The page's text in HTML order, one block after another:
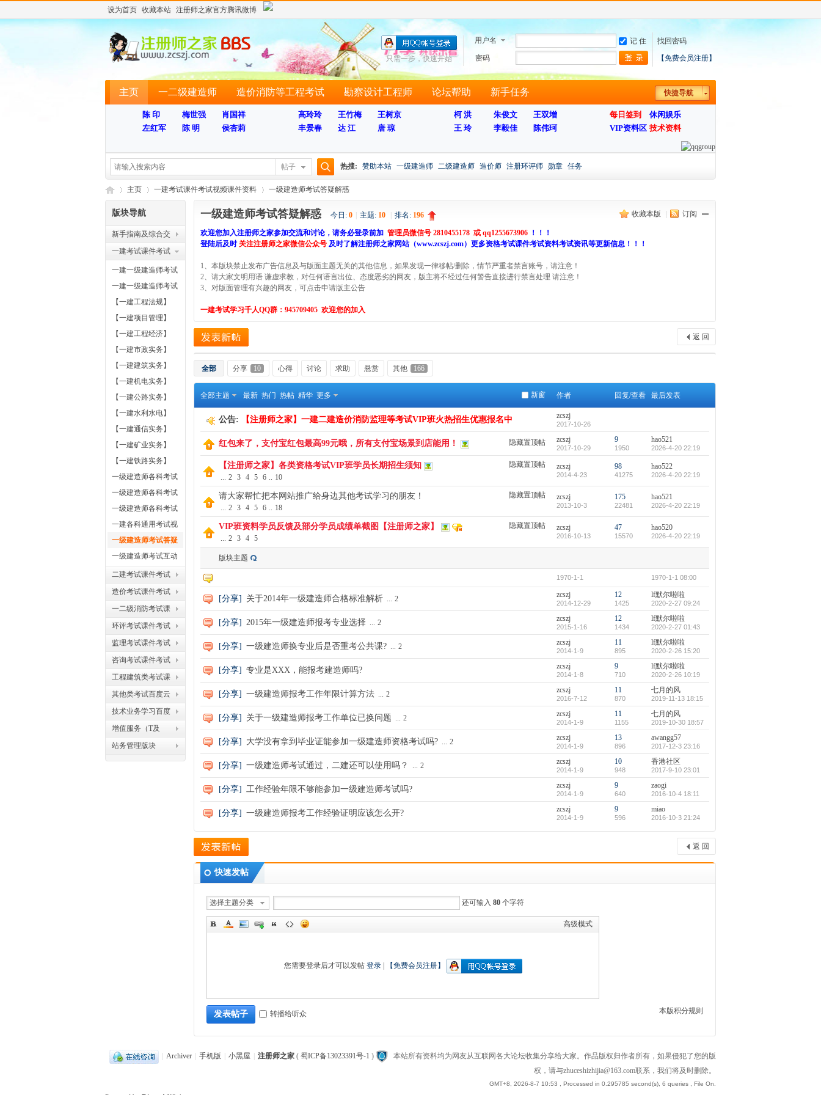
设为首页 收藏本站 注册师之家官方腾讯微博
用户名 记 住
找回密码
密码
【免费会员注册】
只需一步，快速开始
快捷导航
主页 一二级建造师 造价消防等工程考试 勘察设计工程师 论坛帮助 新手任务
陈 印 梅世强
肖国祥
左红军
陈 明 侯杏莉
高玲玲 王竹梅
王树京
丰景春
达 江 唐 琼
柯 洪 朱俊文
王双增
王 玲
李毅佳 陈伟珂
每日签到
休闲娱乐
VIP资料区 技术资料
帖子
搜
索
热搜: 赞助本站 一级建造师 二级建造师 造价师 注册环评师 勋章 任务
注
之
家
»
主页
›
一建考试课件考试视频课件资料
›
一级建造师考试答疑解惑
版块导航
新手指南及综合交
流版块
一建考试课件考试
视频课件资料
一建一级建造师考试
资讯
一建一级建造师考试
辅导
【一建工程法规】
【一建项目管理】
【一建工程经济】
【一建市政实务】
【一建建筑实务】
【一建机电实务】
【一建公路实务】
【一建水利水电】
【一建通信实务】
【一建矿业实务】
【一建铁路实务】
一级建造师各科考试
教材
一级建造师各科考试
真题
一级建造师各科考试
习题
一建各科通用考试视
频课件
一级建造师考试答疑
解惑
一级建造师考试互动
交流
二建考试课件考试
视频课件资料
造价考试课件考试
视频课件资料
一二级消防考试课
件考试视频课件资
料
环评考试课件考试
视频课件资料
监理考试课件考试
视频课件资料
咨询考试课件考试
视频课件资料
工程建筑类考试课
件考试视频课件资
料
其他类考试百度云
网盘资源共享
技术业务学习百度
云网盘资源共享
增值服务（T及
VIP）版块
站务管理版块
收藏本版 订阅
一级建造师考试答疑解惑 今日: 0 主题: 10 排名: 196
欢迎您加入注册师之家参加交流和讨论，请务必登录前加 管理员微信号 2810455178 或 qq1255673906 ！！！
登陆后及时 关注注册师之家微信公众号 及时了解注册师之家网站（www.zcszj.com）更多资格考试课件考试资料考试资讯等更新信息！！！
1、本版块禁止发布广告信息及与版面主题无关的其他信息，如果发现一律移帖/删除，情节严重者禁言账号，请注意！
2、请大家文明用语 谦虚求教，对任何语言出位、态度恶劣的网友，版主将不经过任何警告直接进行禁言处理 请注意！
3、对版面管理有兴趣的网友，可点击申请版主公告
一建考试学习千人QQ群：945709405 欢迎您的加入
返 回
全部 分享 10 心得 讨论 求助 悬赏 其他 166
新窗
全部主题 最新 热门 热帖 精华 更多 作者 回复/查看 最后发表
公告: 【注册师之家】一建二建造价消防监理等考试VIP班火热招生优惠报名中 zcszj
2017-10-26
隐藏置顶帖
红包来了，支付宝红包最高99元哦，所有支付宝场景到店能用！ zcszj
2017-10-29
9
1950
hao521
2026-4-20 22:19
隐藏置顶帖
【注册师之家】各类资格考试VIP班学员长期招生须知
... 2 3 4 5 6 .. 10
zcszj
2014-4-23
98
41275
hao522
2026-4-20 22:19
隐藏置顶帖
请大家帮忙把本网站推广给身边其他考试学习的朋友！
... 2 3 4 5 6 .. 18
zcszj
2013-10-3
175
22481
hao521
2026-4-20 22:19
隐藏置顶帖
VIP班资料学员反馈及部分学员成绩单截图【注册师之家】
... 2 3 4 5
zcszj
2016-10-13
47
15570
hao520
2026-4-20 22:19
版块主题
1970-1-1 1970-1-1 08:00
[分享] 关于2014年一级建造师合格标准解析 ... 2 zcszj
2014-12-29
12
1425
lf默尔啦啦
2020-2-27 09:24
[分享] 2015年一级建造师报考专业选择 ... 2 zcszj
2015-1-16
12
1434
lf默尔啦啦
2020-2-27 01:43
[分享] 一级建造师换专业后是否重考公共课? ... 2 zcszj
2014-1-9
11
895
lf默尔啦啦
2020-2-26 15:20
[分享] 专业是XXX，能报考建造师吗? zcszj
2014-1-8
9
710
lf默尔啦啦
2020-2-26 10:19
[分享] 一级建造师报考工作年限计算方法 ... 2 zcszj
2016-7-12
11
870
七月的风
2019-11-13 18:15
[分享] 关于一级建造师报考工作单位已换问题 ... 2 zcszj
2014-1-9
11
1155
七月的风
2019-10-30 18:57
[分享] 大学没有拿到毕业证能参加一级建造师资格考试吗? ... 2 zcszj
2014-1-9
13
896
awangg57
2017-12-3 23:16
[分享] 一级建造师考试通过，二建还可以使用吗？ ... 2 zcszj
2014-1-9
10
948
香港社区
2017-9-10 23:01
[分享] 工作经验年限不够能参加一级建造师考试吗? zcszj
2014-1-9
9
640
zaogi
2016-10-4 18:11
[分享] 一级建造师报考工作经验证明应该怎么开? zcszj
2014-1-9
9
596
miao
2016-10-3 21:24
返 回
快速发帖
选择主题分类 还可输入 80 个字符
高级模式
您需要登录后才可以发帖 登录| 【免费会员注册】
本版积分规则
发表帖子 转播给听众
Archiver 手机版 小黑屋 注册师之家 ( 蜀ICP备13023391号-1 )
本站所有资料均为网友从互联网各大论坛收集分享给大家。作品版权归作者所有，如果侵犯了您的版
权，请与zhuceshizhijia@163.com联系，我们将及时删除。
GMT+8, 2026-8-7 10:53 , Processed in 0.295785 second(s), 6 queries , File On.